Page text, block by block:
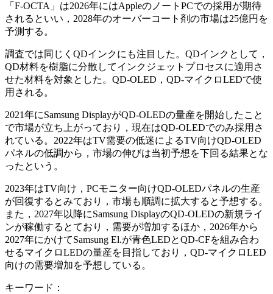
「F-OCTA」は2026年にはAppleのノートPCでの採用が期待
されるといい，2028年のオーバーコート剤の市場は25億円を
予測する。
調査では同じくQDインクにも注目した。QDインクとして，
QD材料を樹脂に分散してインクジェットプロセスに適用さ
せた材料を対象とした。QD-OLED，QD-マイクロLEDで使
用される。
2021年にSamsung DisplayがQD-OLEDの量産を開始したこと
で市場が立ち上がっており，現在はQD-OLEDでのみ採用さ
れている。2022年はTV需要の低迷によるTV向けQD-OLED
パネルの低調から，市場の伸びは当初予想を下回る結果とな
ったという。
2023年はTV向け，PCモニター向けQD-OLEDパネルの生産
が回復するとみており，市場も順調に拡大すると予想する。
また，2027年以降にSamsung DisplayのQD-OLEDの新規ライ
ンが稼働するとており，需要が増加するほか，2026年から
2027年にかけてSamsung El.が青色LEDとQD-CFを組み合わ
せるマイクロLEDの量産を目指しており，QD-マイクロLED
向けの需要増加を予想している。
キーワード：